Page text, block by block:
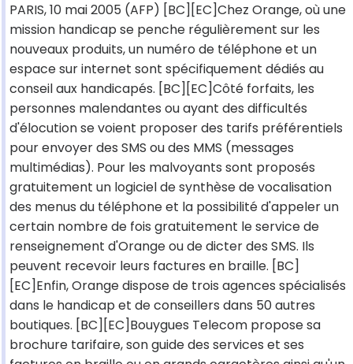
PARIS, 10 mai 2005 (AFP) [BC][EC]Chez Orange, où une
mission handicap se penche régulièrement sur les
nouveaux produits, un numéro de téléphone et un
espace sur internet sont spécifiquement dédiés au
conseil aux handicapés. [BC][EC]Côté forfaits, les
personnes malendantes ou ayant des difficultés
d'élocution se voient proposer des tarifs préférentiels
pour envoyer des SMS ou des MMS (messages
multimédias). Pour les malvoyants sont proposés
gratuitement un logiciel de synthèse de vocalisation
des menus du téléphone et la possibilité d'appeler un
certain nombre de fois gratuitement le service de
renseignement d'Orange ou de dicter des SMS. Ils
peuvent recevoir leurs factures en braille. [BC]
[EC]Enfin, Orange dispose de trois agences spécialisés
dans le handicap et de conseillers dans 50 autres
boutiques. [BC][EC]Bouygues Telecom propose sa
brochure tarifaire, son guide des services et ses